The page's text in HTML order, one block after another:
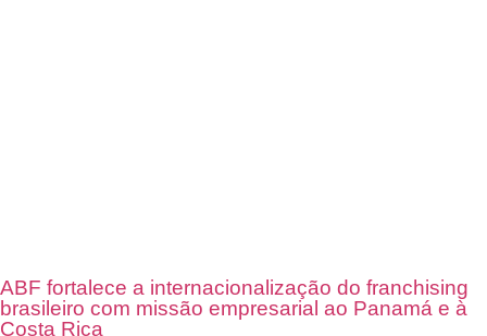
ABF fortalece a internacionalização do franchising
brasileiro com missão empresarial ao Panamá e à
Costa Rica